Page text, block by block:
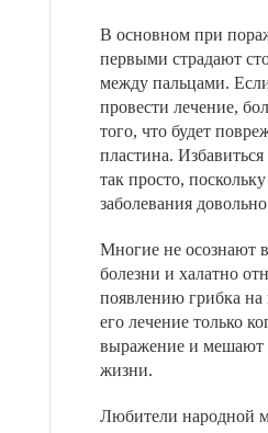
В основном при
первыми страдают
между пальцами.
провести лечение,
того, что будет
пластина.
так просто,
заболевания
Многие не осознают
болезни и халатно
появлению грибка на
его лечение только
выражение и мешают
жизни.
Любители народной